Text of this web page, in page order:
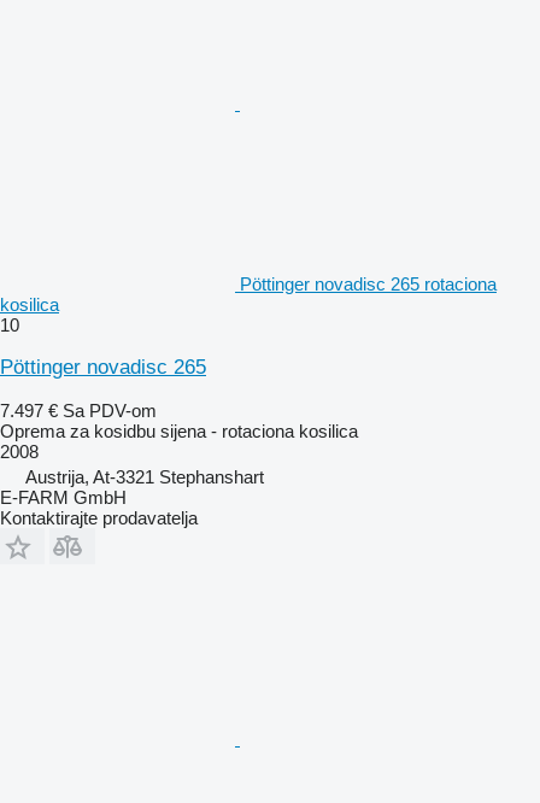
Pöttinger novadisc 265 rotaciona
kosilica
10
Pöttinger novadisc 265
7.497 € Sa PDV-om
Oprema za kosidbu sijena - rotaciona kosilica
2008
Austrija, At-3321 Stephanshart
E-FARM GmbH
Kontaktirajte prodavatelja